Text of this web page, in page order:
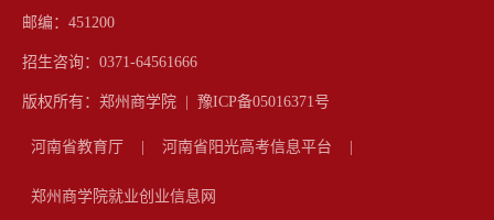
邮编：451200
招生咨询：0371-64561666
版权所有：郑州商学院 | 豫ICP备05016371号
河南省教育厅 河南省阳光高考信息平台
郑州商学院就业创业信息网